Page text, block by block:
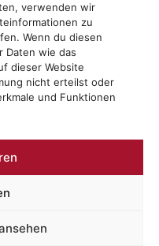
verwenden wir
zu
Wenn du diesen
Daten wie das
dieser Website
nicht erteilst oder
und Funktionen